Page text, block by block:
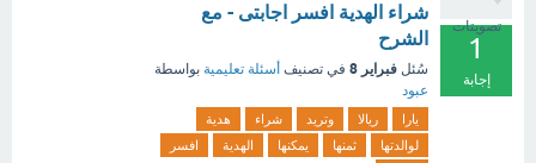
تصويتات
1
إجابة
شراء الهدية افسر اجابتى - مع
الشرح
سُئل فبراير 8 في تصنيف أسئلة تعليمية بواسطة
عبود
يارا ريالا وتريد شراء
هدية
لوالدتها
ثمنها يمكنها الهدية
افسر